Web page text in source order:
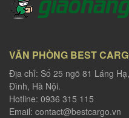
VĂN PHÒNG BEST
Địa chỉ: Số 25 ngõ 81 Láng
Đình, Hà Nội.
Hotline: 0936 315 115
Email: contact@bestcargo.vn